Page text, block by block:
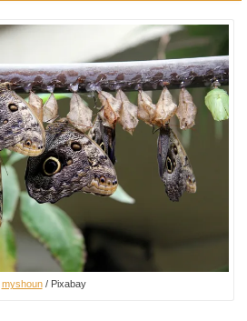
myshoun/ Pixabay